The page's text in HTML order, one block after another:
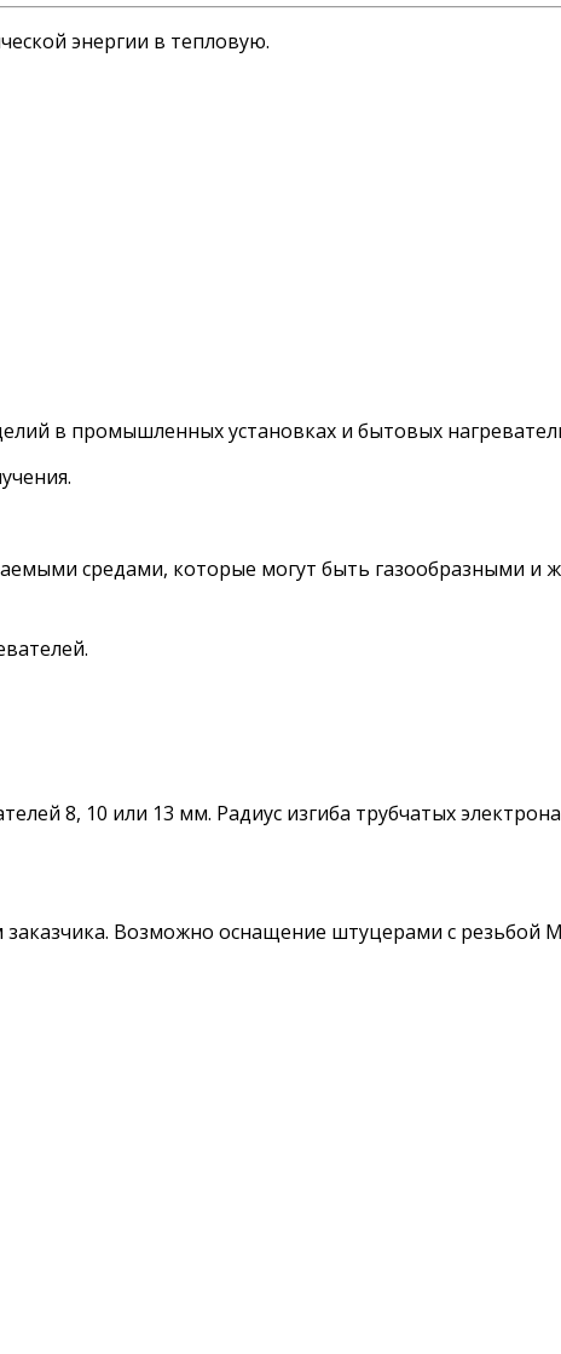
энергии в тепловую.
в промышленных установках и бытовых
средами, которые могут быть газообразными и
8, 10 или 13 мм. Радиус изгиба трубчатых
Возможно оснащение штуцерами с резьбой М